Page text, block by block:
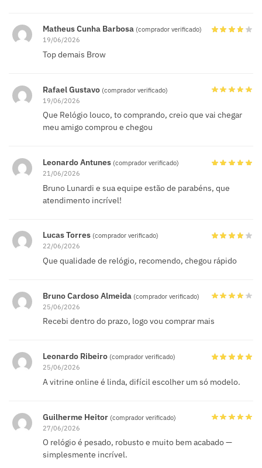
Matheus Cunha Barbosa (comprador verificado)
19/06/2026
Top demais Brow
Rafael Gustavo (comprador verificado)
19/06/2026
Que Relógio louco, to comprando, creio que vai chegar
meu amigo comprou e chegou
Leonardo Antunes (comprador verificado)
21/06/2026
Bruno Lunardi e sua equipe estão de parabéns, que
atendimento incrível!
Lucas Torres (comprador verificado)
22/06/2026
Que qualidade de relógio, recomendo, chegou rápido
Bruno Cardoso Almeida (comprador verificado)
25/06/2026
Recebi dentro do prazo, logo vou comprar mais
Leonardo Ribeiro (comprador verificado)
25/06/2026
A vitrine online é linda, difícil escolher um só modelo.
Guilherme Heitor (comprador verificado)
27/06/2026
O relógio é pesado, robusto e muito bem acabado —
simplesmente incrível.